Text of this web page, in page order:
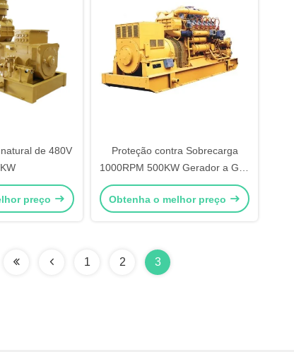
de 480V
preço
Proteção contra Sobrecarga
1000RPM 500KW Gerador a Gás
Natural
Obtenha o melhor preço
1 2 3